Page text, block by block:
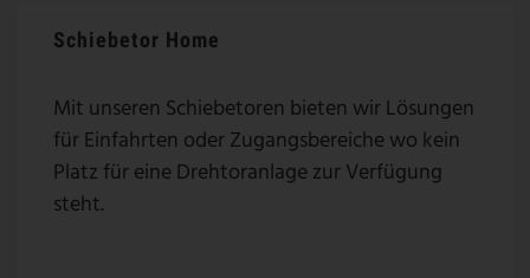
Schiebetor Home
Mit unseren Schiebetoren bieten wir Lösungen
für Einfahrten oder Zugangsbereiche wo kein
Platz für eine Drehtoranlage zur Verfügung
steht.